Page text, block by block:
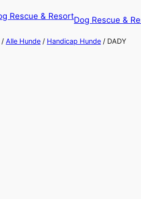
Dog Rescue &
/ Alle Hunde / Handicap Hunde / DADY